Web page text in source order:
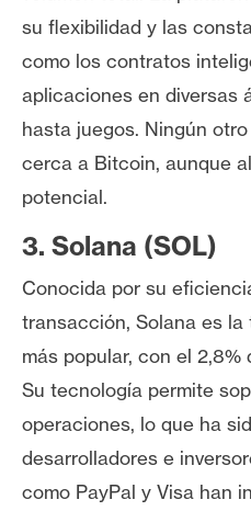
n
t
a
c
t
o
y
P
u
b
l
c
i
d
a
su flexibilidad y las
como los contratos
aplicaciones en diversas
hasta juegos. Ningún
cerca a Bitcoin, aunque
potencial.
3. Solana (SOL)
Conocida por su
transacción, Solana es
más popular, con el 2,8%
Su tecnología permite
operaciones, lo que ha
desarrolladores e
como PayPal y Visa han